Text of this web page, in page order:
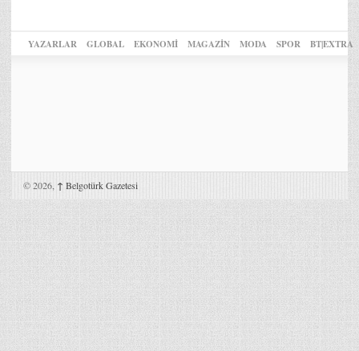
YAZARLAR GLOBAL EKONOMİ MAGAZİN MODA SPOR BT|EXTRA
© 2026, ↑ Belgotürk Gazetesi